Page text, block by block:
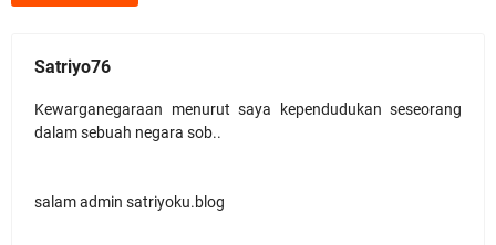
Satriyo76
Kewarganegaraan menurut saya kependudukan seseorang
dalam sebuah negara sob..
salam admin satriyoku.blog